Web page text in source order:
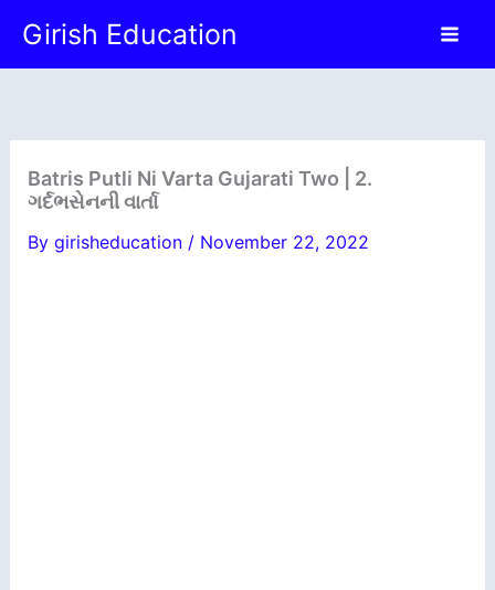
content
Girish Education
Batris Putli Ni Varta Gujarati Two | 2.
ગર્દભસેનની વાર્તા
By girisheducation / November 22, 2022